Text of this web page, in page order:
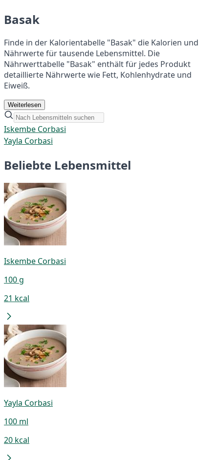
Basak
Finde in der Kalorientabelle "Basak" die Kalorien und
Nährwerte für tausende Lebensmittel. Die
Nährwerttabelle "Basak" enthält für jedes Produkt
detaillierte Nährwerte wie Fett, Kohlenhydrate und
Eiweiß.
Weiterlesen
Iskembe Corbasi
Yayla Corbasi
Beliebte Lebensmittel
Iskembe Corbasi
100 g
21 kcal
Yayla Corbasi
100 ml
20 kcal